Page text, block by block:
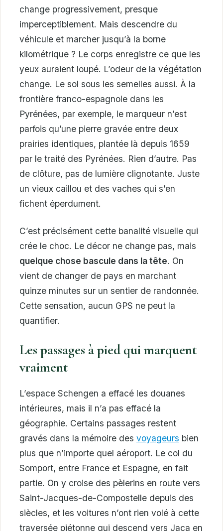
change progressivement, presque
imperceptiblement. Mais descendre du
véhicule et marcher jusqu’à la borne
kilométrique ? Le corps enregistre ce que les
yeux auraient loupé. L’odeur de la végétation
change. Le sol sous les semelles aussi. À la
frontière franco-espagnole dans les
Pyrénées, par exemple, le marqueur n’est
parfois qu’une pierre gravée entre deux
prairies identiques, plantée là depuis 1659
par le traité des Pyrénées. Rien d’autre. Pas
de clôture, pas de lumière clignotante. Juste
un vieux caillou et des vaches qui s’en
fichent éperdument.
C’est précisément cette banalité visuelle qui
crée le choc. Le décor ne change pas, mais
quelque chose bascule dans la tête. On
vient de changer de pays en marchant
quinze minutes sur un sentier de randonnée.
Cette sensation, aucun GPS ne peut la
quantifier.
Les passages à pied qui marquent
vraiment
L’espace Schengen a effacé les douanes
intérieures, mais il n’a pas effacé la
géographie. Certains passages restent
gravés dans la mémoire des voyageurs bien
plus que n’importe quel aéroport. Le col du
Somport, entre France et Espagne, en fait
partie. On y croise des pèlerins en route vers
Saint-Jacques-de-Compostelle depuis des
siècles, et les voitures n’ont rien volé à cette
traversée piétonne qui descend vers Jaca en